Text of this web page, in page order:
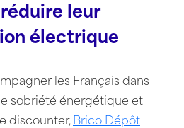
leur
électrique
les Français dans
sobriété énergétique et
discounter, Brico Dépôt